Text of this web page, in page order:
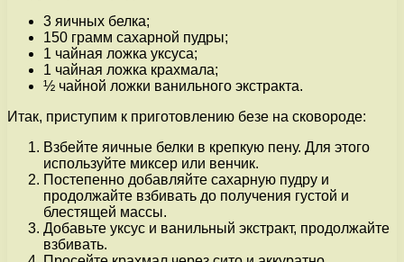
3 яичных белка;
150 грамм сахарной пудры;
1 чайная ложка уксуса;
1 чайная ложка крахмала;
½ чайной ложки ванильного экстракта.
Итак, приступим к приготовлению безе на сковороде:
Взбейте яичные белки в крепкую пену. Для этого
используйте миксер или венчик.
Постепенно добавляйте сахарную пудру и
продолжайте взбивать до получения густой и
блестящей массы.
Добавьте уксус и ванильный экстракт, продолжайте
взбивать.